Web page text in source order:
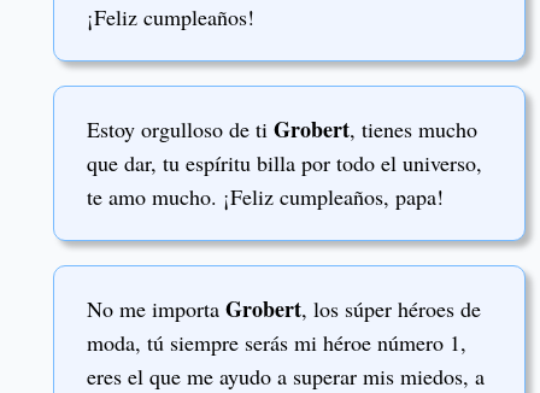
¡Feliz cumpleaños!
Estoy orgulloso de ti Grobert, tienes mucho
que dar, tu espíritu billa por todo el universo,
te amo mucho. ¡Feliz cumpleaños, papa!
No me importa Grobert, los súper héroes de
moda, tú siempre serás mi héroe número 1,
eres el que me ayudo a superar mis miedos, a